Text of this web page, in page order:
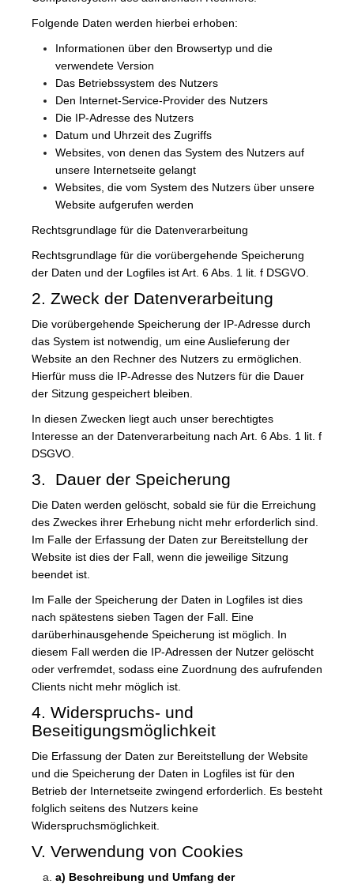
Folgende Daten werden hierbei erhoben:
Informationen über den Browsertyp und die
verwendete Version
Das Betriebssystem des Nutzers
Den Internet-Service-Provider des Nutzers
Die IP-Adresse des Nutzers
Datum und Uhrzeit des Zugriffs
Websites, von denen das System des Nutzers auf
unsere Internetseite gelangt
Websites, die vom System des Nutzers über unsere
Website aufgerufen werden
Rechtsgrundlage für die Datenverarbeitung
Rechtsgrundlage für die vorübergehende Speicherung
der Daten und der Logfiles ist Art. 6 Abs. 1 lit. f DSGVO.
2. Zweck der Datenverarbeitung
Die vorübergehende Speicherung der IP-Adresse durch
das System ist notwendig, um eine Auslieferung der
Website an den Rechner des Nutzers zu ermöglichen.
Hierfür muss die IP-Adresse des Nutzers für die Dauer
der Sitzung gespeichert bleiben.
In diesen Zwecken liegt auch unser berechtigtes
Interesse an der Datenverarbeitung nach Art. 6 Abs. 1 lit. f
DSGVO.
3. Dauer der Speicherung
Die Daten werden gelöscht, sobald sie für die Erreichung
des Zweckes ihrer Erhebung nicht mehr erforderlich sind.
Im Falle der Erfassung der Daten zur Bereitstellung der
Website ist dies der Fall, wenn die jeweilige Sitzung
beendet ist.
Im Falle der Speicherung der Daten in Logfiles ist dies
nach spätestens sieben Tagen der Fall. Eine
darüberhinausgehende Speicherung ist möglich. In
diesem Fall werden die IP-Adressen der Nutzer gelöscht
oder verfremdet, sodass eine Zuordnung des aufrufenden
Clients nicht mehr möglich ist.
4. Widerspruchs- und
Beseitigungsmöglichkeit
Die Erfassung der Daten zur Bereitstellung der Website
und die Speicherung der Daten in Logfiles ist für den
Betrieb der Internetseite zwingend erforderlich. Es besteht
folglich seitens des Nutzers keine
Widerspruchsmöglichkeit.
V. Verwendung von Cookies
a) Beschreibung und Umfang der